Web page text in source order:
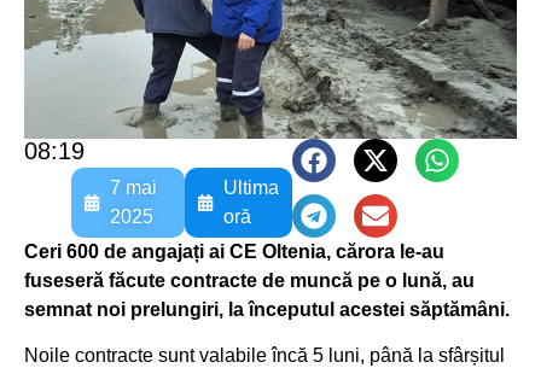
08:19
7 mai
2025
Ultima
oră
Ceri 600 de angajați ai CE Oltenia, cărora le-au
fuseseră făcute contracte de muncă pe o lună, au
semnat noi prelungiri, la începutul acestei săptămâni.
Noile contracte sunt valabile încă 5 luni, până la sfârșitul